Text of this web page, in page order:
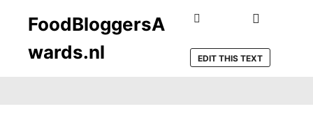
FoodBloggersA
wards.nl
EDIT THIS TEXT